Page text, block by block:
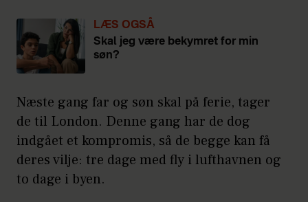
LÆS OGSÅ
Skal jeg være bekymret for min
søn?
Næste gang far og søn skal på ferie, tager
de til London. Denne gang har de dog
indgået et kompromis, så de begge kan få
deres vilje: tre dage med fly i lufthavnen og
to dage i byen.